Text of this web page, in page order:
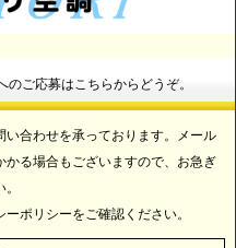
ご応募はこちらからどうぞ。
合わせを承っております。メール
る場合もございますので、お急ぎ
ポリシーをご確認ください。